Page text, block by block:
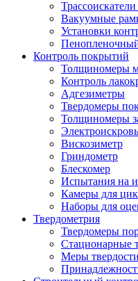
Вакуумные
Установки
Контроль покрытий
Толщиномеры
Контроль
Адгезиметры
Твердомеры
Толщиномеры
Вискозиметр
Гриндометр
Блескомер
Испытания на
Камеры для
Наборы для
Твердометрия
Твердомеры
Стационарные
Меры твердости